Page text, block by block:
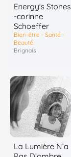
Energy's Stones
-corinne
Schoeffer
Bien-être - Santé -
Beauté
Brignais
La Lumière N’a